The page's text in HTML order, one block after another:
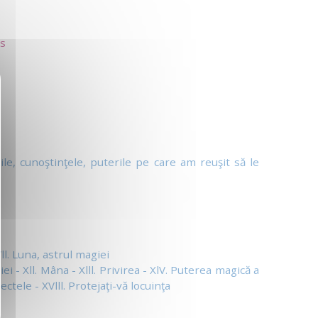
cunoştinţele, puterile pe care am reuşit să le
Luna, astrul magiei
- Xll. Mâna - Xlll. Privirea - XlV. Puterea magică a
- XVlll. Protejaţi-vă locuinţa